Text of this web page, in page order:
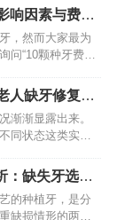
所在位置、口腔
响因素与费用
，然而大家最为
问“10颗种牙费
区、品牌、医生
人缺牙修复优
渐渐显露出来。
同状态这类实际
状况、长期健康
：缺失牙选哪
的种植牙，是分
缺损情形的两种